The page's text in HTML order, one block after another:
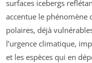
surfaces icebergs
accentue le phénomène
polaires, déjà
l’urgence climatique,
et les espèces qui en